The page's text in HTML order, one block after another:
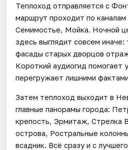
Теплоход отправляется с
маршрут проходит по
Семимостье, Мойка. Ночной
здесь выглядит совсем
фасады старых дворцов
Короткий аудиогид помогает
перегружает лишними
Затем теплоход выходит в
главные панорамы города:
крепость, Эрмитаж, Стрелка
острова, Ростральные
всадник. Всё сразу и с